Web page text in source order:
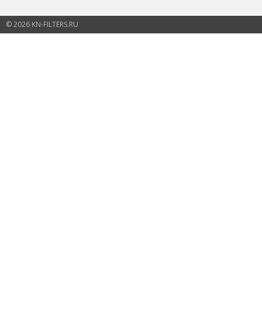
© 2026 KN-FILTERS.RU